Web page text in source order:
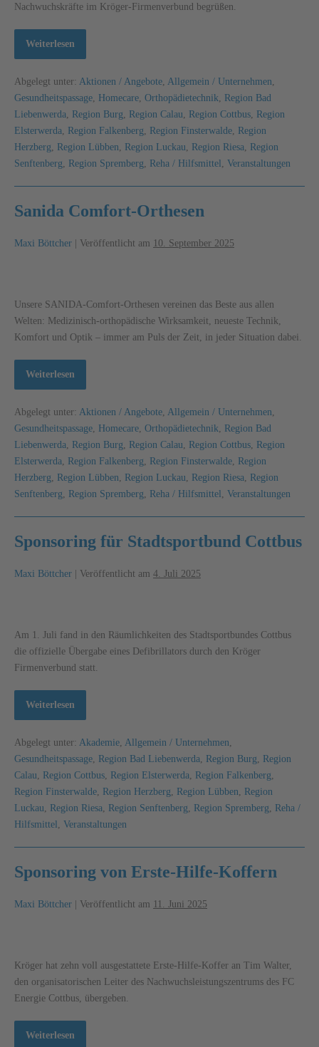
Nachwuchskräfte im Kröger-Firmenverbund begrüßen.
Weiterlesen
Abgelegt unter: Aktionen / Angebote, Allgemein / Unternehmen,
Gesundheitspassage, Homecare, Orthopädietechnik, Region Bad
Liebenwerda, Region Burg, Region Calau, Region Cottbus, Region
Elsterwerda, Region Falkenberg, Region Finsterwalde, Region
Herzberg, Region Lübben, Region Luckau, Region Riesa, Region
Senftenberg, Region Spremberg, Reha / Hilfsmittel , Veranstaltungen
Sanida Comfort-Orthesen
Maxi Böttcher Veröffentlicht am 10. September 2025
Unsere SANIDA-Comfort-Orthesen vereinen das Beste aus allen
Welten: Medizinisch-orthopädische Wirksamkeit, neueste Technik,
Komfort und Optik – immer am Puls der Zeit, in jeder Situation dabei.
Weiterlesen
Abgelegt unter: Aktionen / Angebote, Allgemein / Unternehmen,
Gesundheitspassage, Homecare, Orthopädietechnik, Region Bad
Liebenwerda, Region Burg, Region Calau, Region Cottbus, Region
Elsterwerda, Region Falkenberg, Region Finsterwalde, Region
Herzberg, Region Lübben, Region Luckau, Region Riesa, Region
Senftenberg, Region Spremberg, Reha / Hilfsmittel , Veranstaltungen
Sponsoring für Stadtsportbund Cottbus
Maxi Böttcher Veröffentlicht am 4. Juli 2025
Am 1. Juli fand in den Räumlichkeiten des Stadtsportbundes Cottbus
die offizielle Übergabe eines Defibrillators durch den Kröger
Firmenverbund statt.
Weiterlesen
Abgelegt unter: Akademie, Allgemein / Unternehmen,
Gesundheitspassage, Region Bad Liebenwerda, Region Burg, Region
Calau, Region Cottbus, Region Elsterwerda, Region Falkenberg,
Region Finsterwalde, Region Herzberg, Region Lübben, Region
Luckau, Region Riesa, Region Senftenberg, Region Spremberg, Reha /
Hilfsmittel , Veranstaltungen
Sponsoring von Erste-Hilfe-Koffern
Maxi Böttcher Veröffentlicht am 11. Juni 2025
Kröger hat zehn voll ausgestattete Erste-Hilfe-Koffer an Tim Walter,
den organisatorischen Leiter des Nachwuchsleistungszentrums des FC
Energie Cottbus, übergeben.
Weiterlesen